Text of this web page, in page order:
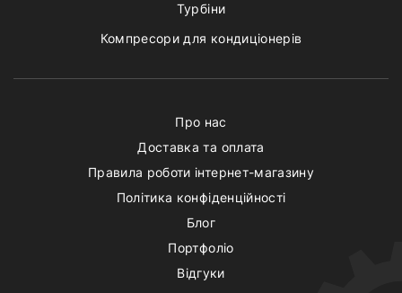
Турбіни
Компресори для кондиціонерів
Про нас
Доставка та оплата
Правила роботи інтернет-магазину
Політика конфіденційності
Блог
Портфоліо
Відгуки